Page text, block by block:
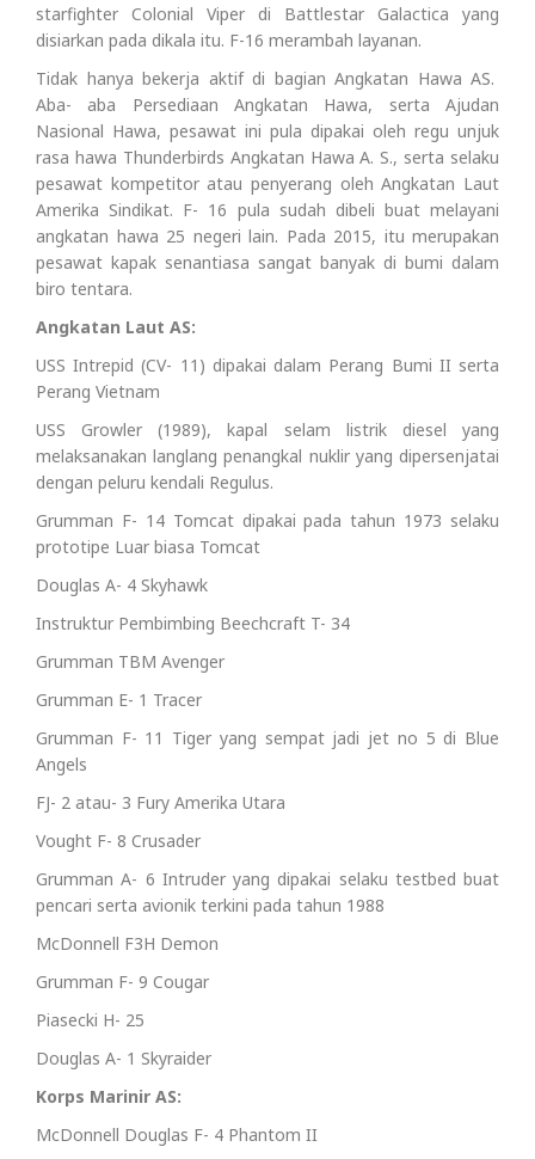
starfighter Colonial Viper di Battlestar Galactica yang
disiarkan pada dikala itu. F-16 merambah layanan.
Tidak hanya bekerja aktif di bagian Angkatan Hawa AS.
Aba- aba Persediaan Angkatan Hawa, serta Ajudan
Nasional Hawa, pesawat ini pula dipakai oleh regu unjuk
rasa hawa Thunderbirds Angkatan Hawa A. S., serta selaku
pesawat kompetitor atau penyerang oleh Angkatan Laut
Amerika Sindikat. F- 16 pula sudah dibeli buat melayani
angkatan hawa 25 negeri lain. Pada 2015, itu merupakan
pesawat kapak senantiasa sangat banyak di bumi dalam
biro tentara.
Angkatan Laut AS:
USS Intrepid (CV- 11) dipakai dalam Perang Bumi II serta
Perang Vietnam
USS Growler (1989), kapal selam listrik diesel yang
melaksanakan langlang penangkal nuklir yang dipersenjatai
dengan peluru kendali Regulus.
Grumman F- 14 Tomcat dipakai pada tahun 1973 selaku
prototipe Luar biasa Tomcat
Douglas A- 4 Skyhawk
Instruktur Pembimbing Beechcraft T- 34
Grumman TBM Avenger
Grumman E- 1 Tracer
Grumman F- 11 Tiger yang sempat jadi jet no 5 di Blue
Angels
FJ- 2 atau- 3 Fury Amerika Utara
Vought F- 8 Crusader
Grumman A- 6 Intruder yang dipakai selaku testbed buat
pencari serta avionik terkini pada tahun 1988
McDonnell F3H Demon
Grumman F- 9 Cougar
Piasecki H- 25
Douglas A- 1 Skyraider
Korps Marinir AS:
McDonnell Douglas F- 4 Phantom II